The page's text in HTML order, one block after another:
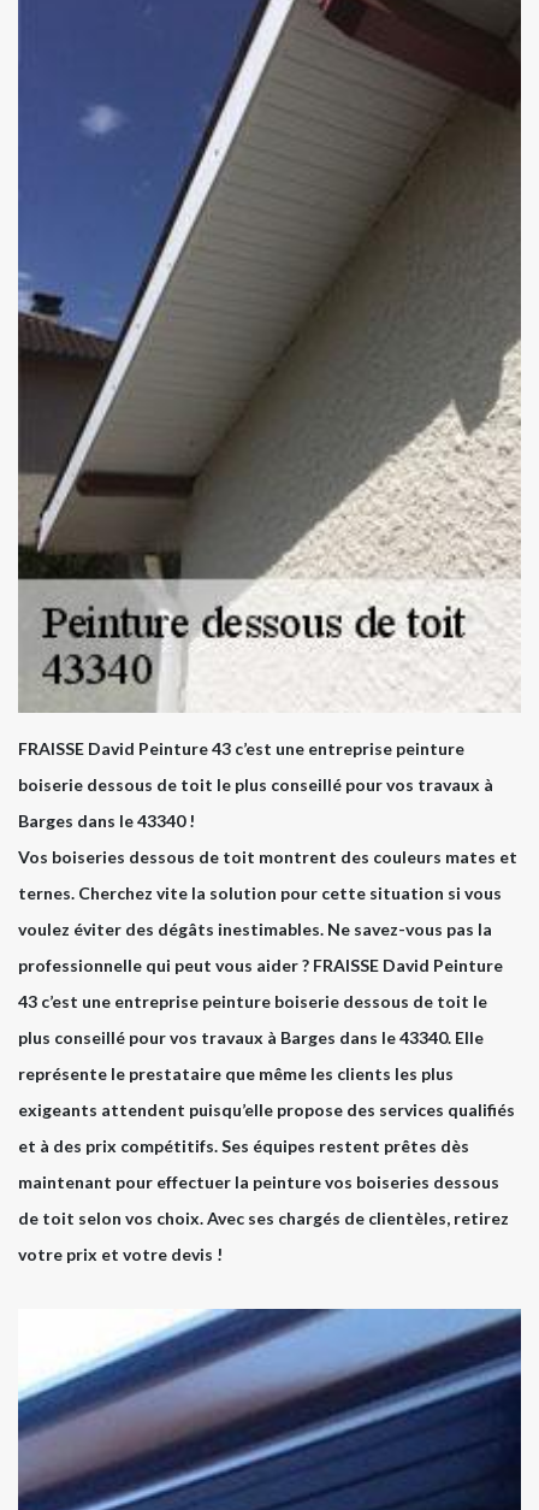
FRAISSE David Peinture 43 c’est une entreprise peinture
boiserie dessous de toit le plus conseillé pour vos travaux à
Barges dans le 43340 !
Vos boiseries dessous de toit montrent des couleurs mates et
ternes. Cherchez vite la solution pour cette situation si vous
voulez éviter des dégâts inestimables. Ne savez-vous pas la
professionnelle qui peut vous aider ? FRAISSE David Peinture
43 c’est une entreprise peinture boiserie dessous de toit le
plus conseillé pour vos travaux à Barges dans le 43340. Elle
représente le prestataire que même les clients les plus
exigeants attendent puisqu’elle propose des services qualifiés
et à des prix compétitifs. Ses équipes restent prêtes dès
maintenant pour effectuer la peinture vos boiseries dessous
de toit selon vos choix. Avec ses chargés de clientèles, retirez
votre prix et votre devis !